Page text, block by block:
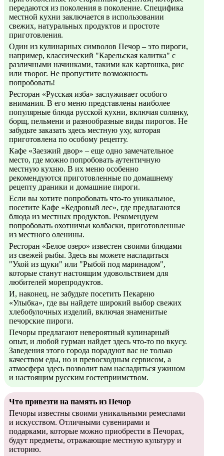
передаются из поколения в поколение. Специфика
местной кухни заключается в использовании
свежих, натуральных продуктов и простоте
приготовления.
Один из кулинарных символов Печор – это пироги,
например, классический "Карельская калитка" с
различными начинками, такими как картошка, рис
или творог. Не пропустите возможность
попробовать!
Ресторан «Русская изба» заслуживает особого
внимания. В его меню представлены наиболее
популярные блюда русской кухни, включая солянку,
борщ, пельмени и разнообразные виды пирогов. Не
забудьте заказать здесь местную уху, которая
приготовлена по особому рецепту.
Кафе «Заезжий двор» – еще одно замечательное
место, где можно попробовать аутентичную
местную кухню. В их меню особенно
рекомендуются приготовленные по домашнему
рецепту драники и домашние пироги.
Если вы хотите попробовать что-то уникальное,
посетите Кафе «Кедровый лес», где предлагаются
блюда из местных продуктов. Рекомендуем
попробовать охотничьи колбаски, приготовленные
из местного оленины.
Ресторан «Белое озеро» известен своими блюдами
из свежей рыбы. Здесь вы можете насладиться
"Ухой из щуки" или "Рыбой под маринадом",
которые станут настоящим удовольствием для
любителей морепродуктов.
И, наконец, не забудьте посетить Пекарню
«Улыбка», где вы найдете широкий выбор свежих
хлебобулочных изделий, включая знаменитые
печорские пироги.
Печоры предлагают невероятный кулинарный
опыт, и любой гурман найдет здесь что-то по вкусу.
Заведения этого города порадуют вас не только
качеством еды, но и превосходным сервисом, а
атмосфера здесь позволит вам насладиться ужином
и настоящим русским гостеприимством.
Что привезти на память из Печор
Печоры известны своими уникальными ремеслами
и искусством. Отличными сувенирами и
подарками, которые можно приобрести в Печорах,
будут предметы, отражающие местную культуру и
историю.